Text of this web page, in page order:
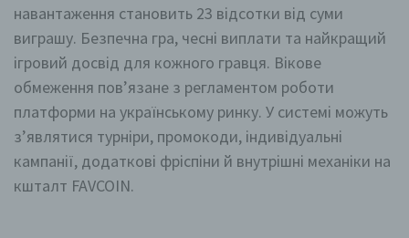
навантаження становить 23 відсотки від суми
виграшу. Безпечна гра, чесні виплати та найкращий
ігровий досвід для кожного гравця. Вікове
обмеження пов’язане з регламентом роботи
платформи на українському ринку. У системі можуть
з’являтися турніри, промокоди, індивідуальні
кампанії, додаткові фріспіни й внутрішні механіки на
кшталт FAVCOIN.